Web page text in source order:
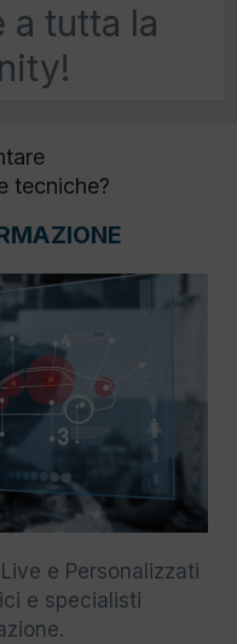
tutta la
tecniche?
e Personalizzati
e specialisti